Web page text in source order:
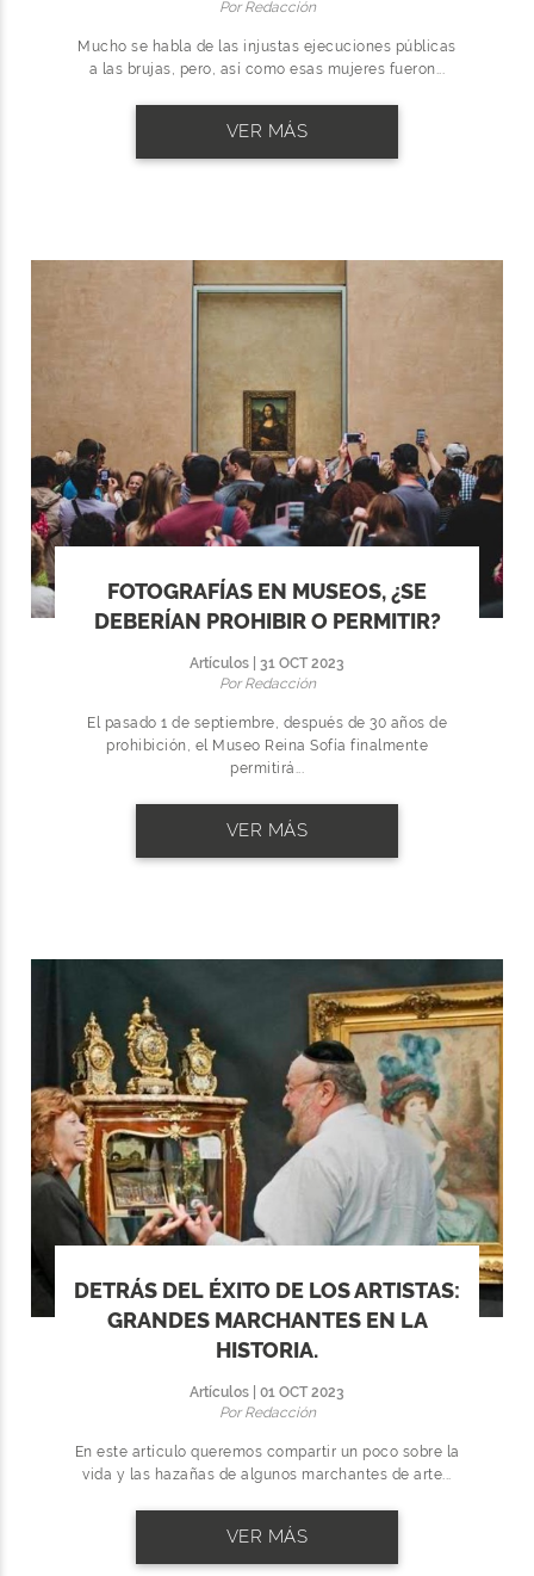
Por Redacción
Mucho se habla de las injustas ejecuciones públicas
a las brujas, pero, así como esas mujeres fueron...
VER MÁS
FOTOGRAFÍAS EN MUSEOS, ¿SE
DEBERÍAN PROHIBIR O PERMITIR?
Artículos | 31 OCT 2023
Por Redacción
El pasado 1 de septiembre, después de 30 años de
prohibición, el Museo Reina Sofía finalmente
permitirá...
VER MÁS
DETRÁS DEL ÉXITO DE LOS ARTISTAS:
GRANDES MARCHANTES EN LA
HISTORIA.
Artículos | 01 OCT 2023
Por Redacción
En este artículo queremos compartir un poco sobre la
vida y las hazañas de algunos marchantes de arte...
VER MÁS